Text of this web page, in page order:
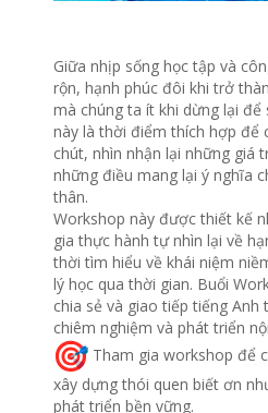
Giữa nhịp sống học tập và
rộn, hạnh phúc đôi khi trở
mà chúng ta ít khi dừng lại để
này là thời điểm thích hợp để
chút, nhìn nhận lại những giá
những điều mang lại ý nghĩa
thân.
Workshop này được thiết kế
gia thực hành tự nhìn lại về
thời tìm hiểu về khái niệm
lý học qua thời gian. Buổi
chia sẻ và giao tiếp tiếng
chiêm nghiệm và phát triển
Tham gia workshop để
xây dựng thói quen biết ơn
phát triển bền vững.